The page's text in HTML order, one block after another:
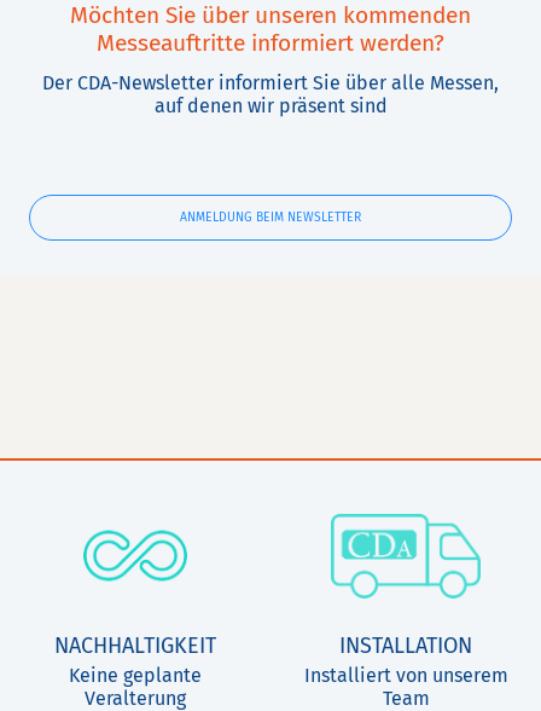
Möchten Sie über unseren kommenden
Messeauftritte informiert werden?
Der CDA-Newsletter informiert Sie über alle Messen,
auf denen wir präsent sind
ANMELDUNG BEIM NEWSLETTER
NACHHALTIGKEIT
Keine geplante
Veralterung
INSTALLATION
Installiert von unserem
Team